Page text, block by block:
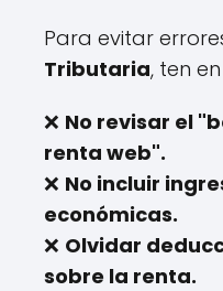
Para evitar
Tributaria, ten
❌ No revisar el
renta web".
❌ No incluir
económicas.
❌ Olvidar
sobre la renta.